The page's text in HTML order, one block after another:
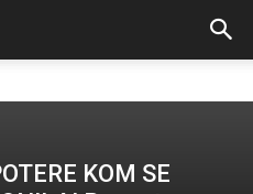
KOM SE